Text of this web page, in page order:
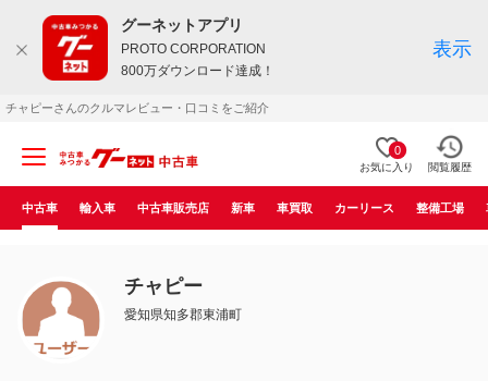
グーネットアプリ
PROTO CORPORATION
800万ダウンロード達成！
表示
チャピーさんのクルマレビュー・口コミをご紹介
0
お気に入り 閲覧履歴
中古車 輸入車 中古車販売店 新車 車買取 カーリース 整備工場
チャピー
愛知県知多郡東浦町